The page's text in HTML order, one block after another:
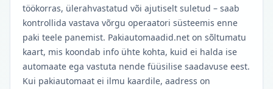
töökorras, ülerahvastatud või ajutiselt suletud – saab
kontrollida vastava võrgu operaatori süsteemis enne
paki teele panemist. Pakiautomaadid.net on sõltumatu
kaart, mis koondab info ühte kohta, kuid ei halda ise
automaate ega vastuta nende füüsilise saadavuse eest.
Kui pakiautomaat ei ilmu kaardile, aadress on